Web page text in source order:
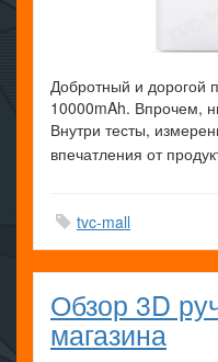
Добротный и дорогой
10000mAh. Впрочем,
Внутри тесты,
впечатления от
tvc-mall
Обзор 3D
магазина